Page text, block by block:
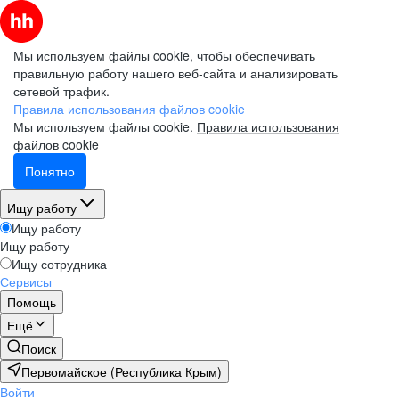
Мы используем файлы cookie, чтобы обеспечивать
правильную работу нашего веб-сайта и анализировать
сетевой трафик.
Правила использования файлов cookie
Мы используем файлы cookie. Правила использования
файлов cookie
Понятно
Ищу работу
Ищу работу
Ищу работу
Ищу сотрудника
Сервисы
Помощь
Ещё
Поиск
Первомайское (Республика Крым)
Войти